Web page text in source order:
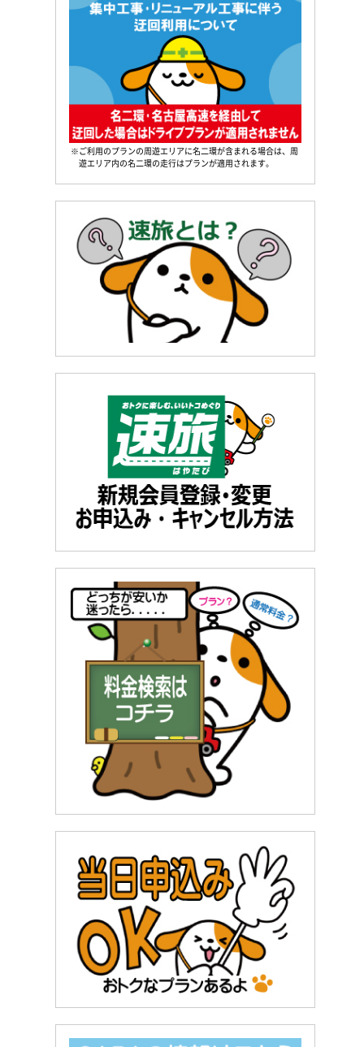
※ご利用のプランの周遊エリアに名二環が含まれる場合は、周
遊エリア内の名二環の走行はプランが適用されます。